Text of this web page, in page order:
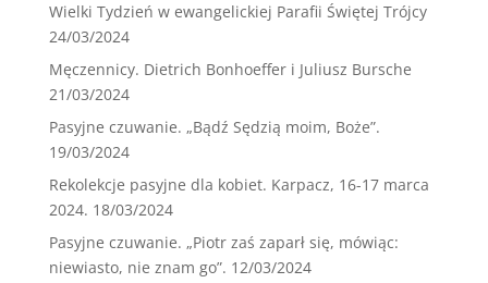
Wielki Tydzień w ewangelickiej Parafii Świętej Trójcy
24/03/2024
Męczennicy. Dietrich Bonhoeffer i Juliusz Bursche
21/03/2024
Pasyjne czuwanie. „Bądź Sędzią moim, Boże”.
19/03/2024
Rekolekcje pasyjne dla kobiet. Karpacz, 16-17 marca
2024. 18/03/2024
Pasyjne czuwanie. „Piotr zaś zaparł się, mówiąc:
niewiasto, nie znam go”. 12/03/2024